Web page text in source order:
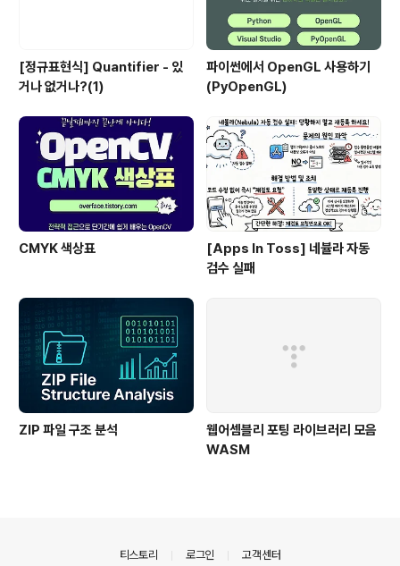
[정규표현식] Quantifier - 있
거나 없거나?(1)
파이썬에서 OpenGL 사용하기
(PyOpenGL)
CMYK 색상표
[Apps In Toss] 네뷸라 자동
검수 실패
ZIP 파일 구조 분석
웹어셈블리 포팅 라이브러리 모음
WASM
티스토리 로그인 고객센터